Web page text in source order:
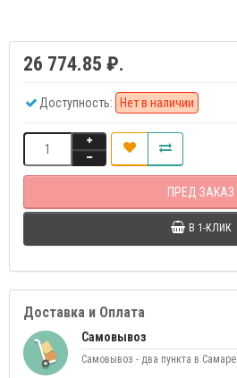
26 774.85 ₽.
Доступность: Нет в наличии
ПРЕД ЗАКАЗ
В 1-КЛИК
Доставка и Оплата
Самовывоз
Самовывоз - два пункта в Самаре